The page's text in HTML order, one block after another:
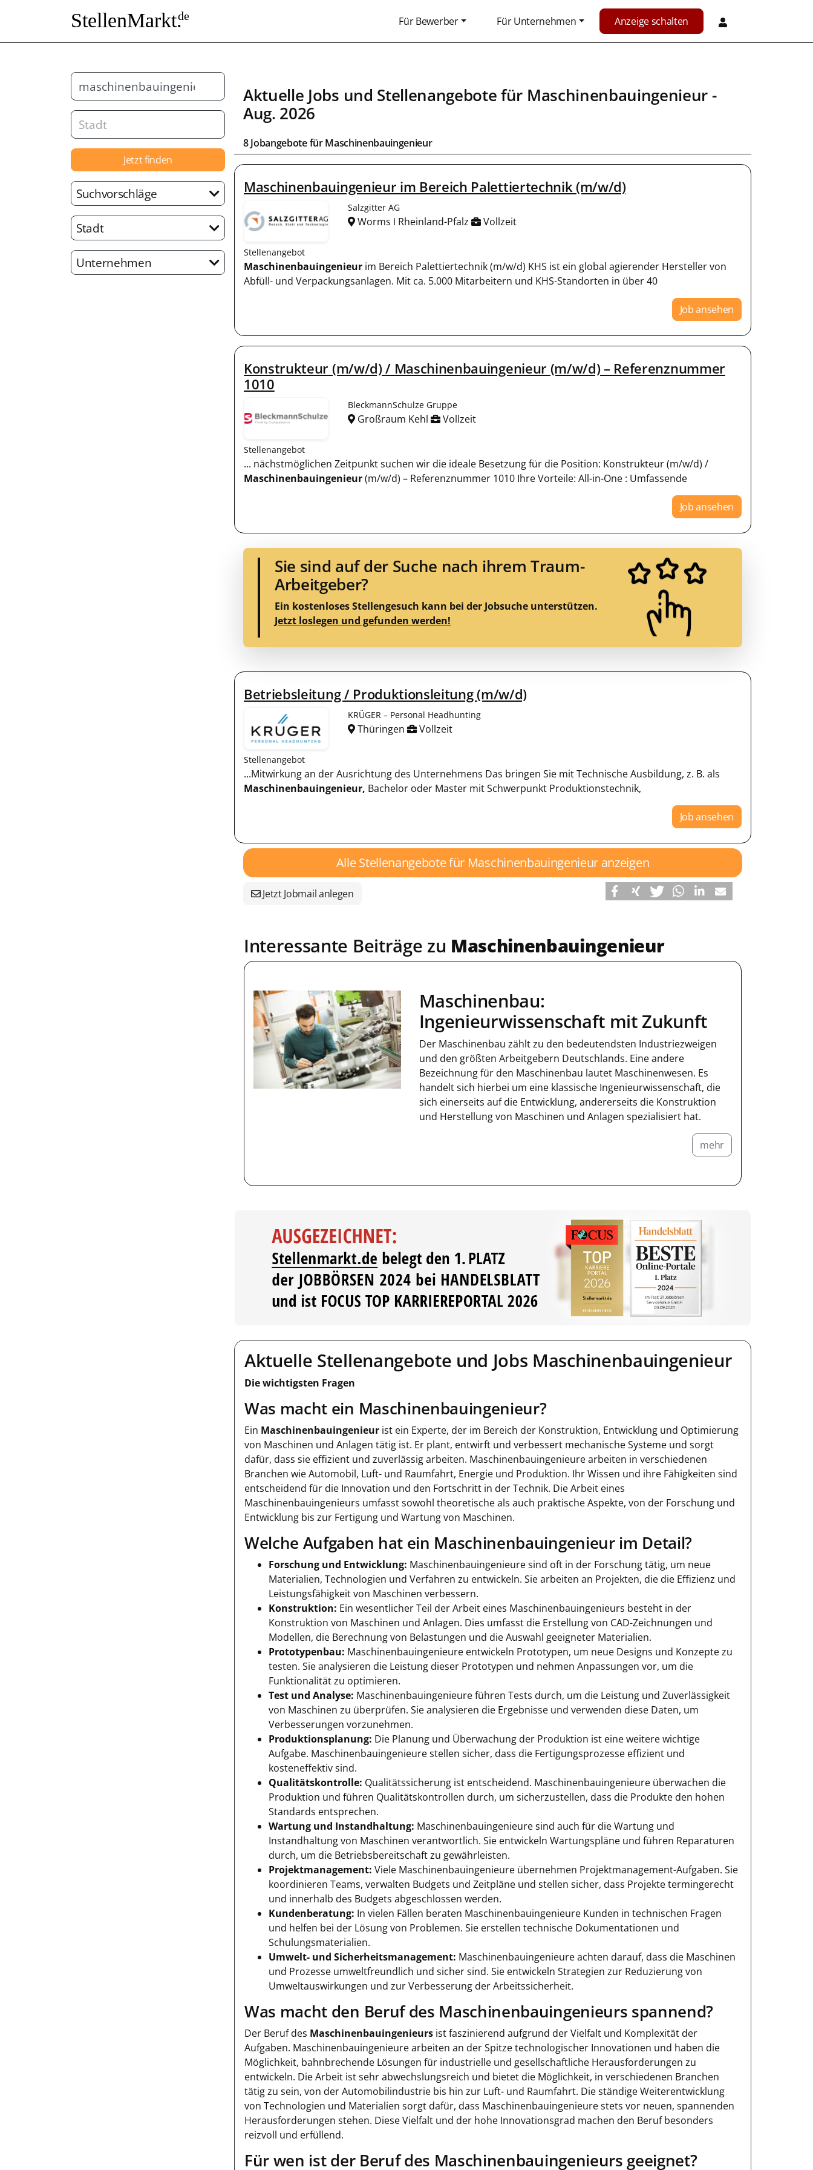
StellenMarkt.de Für Bewerber Für Unternehmen Anzeige schalten
Jetzt finden
Suchvorschläge
Stadt
Unternehmen
Aktuelle Jobs und Stellenangebote für Maschinenbauingenieur -
Aug. 2026
8 Jobangebote fürMaschinenbauingenieur
Maschinenbauingenieur im Bereich Palettiertechnik (m/w/d)
Salzgitter AG
Worms ǀ Rheinland-Pfalz Vollzeit
Stellenangebot
Maschinenbauingenieur im Bereich Palettiertechnik (m/w/d) KHS ist ein global agierender Hersteller von
Abfüll- und Verpackungsanlagen. Mit ca. 5.000 Mitarbeitern und KHS-Standorten in über 40
Job ansehen
Konstrukteur (m/w/d) / Maschinenbauingenieur (m/w/d) – Referenznummer
1010
BleckmannSchulze Gruppe
Großraum Kehl Vollzeit
Stellenangebot
... nächstmöglichen Zeitpunkt suchen wir die ideale Besetzung für die Position: Konstrukteur (m/w/d) /
Maschinenbauingenieur(m/w/d) – Referenznummer 1010 Ihre Vorteile: All-in-One : Umfassende
Job ansehen
Sie sind auf der Suche nach ihrem Traum-
Arbeitgeber?
Ein kostenloses Stellengesuch kann bei der Jobsuche unterstützen.
Jetzt loslegen und gefunden werden!
Betriebsleitung / Produktionsleitung (m/w/d)
KRÜGER – Personal Headhunting
Thüringen Vollzeit
Stellenangebot
...Mitwirkung an der Ausrichtung des Unternehmens Das bringen Sie mit Technische Ausbildung, z. B. als
Maschinenbauingenieur, Bachelor oder Master mit Schwerpunkt Produktionstechnik,
Job ansehen
Alle Stellenangebote für Maschinenbauingenieur anzeigen
Jetzt Jobmail anlegen
Interessante Beiträge zu Maschinenbauingenieur
Maschinenbau:
Ingenieurwissenschaft mit Zukunft
Der Maschinenbau zählt zu den bedeutendsten Industriezweigen
und den größten Arbeitgebern Deutschlands. Eine andere
Bezeichnung für den Maschinenbau lautet Maschinenwesen. Es
handelt sich hierbei um eine klassische Ingenieurwissenschaft, die
sich einerseits auf die Entwicklung, andererseits die Konstruktion
und Herstellung von Maschinen und Anlagen spezialisiert hat.
mehr
Aktuelle Stellenangebote und Jobs Maschinenbauingenieur
Die wichtigsten Fragen
Was macht ein Maschinenbauingenieur?
Ein Maschinenbauingenieur ist ein Experte, der im Bereich der Konstruktion, Entwicklung und Optimierung
von Maschinen und Anlagen tätig ist. Er plant, entwirft und verbessert mechanische Systeme und sorgt
dafür, dass sie effizient und zuverlässig arbeiten. Maschinenbauingenieure arbeiten in verschiedenen
Branchen wie Automobil, Luft- und Raumfahrt, Energie und Produktion. Ihr Wissen und ihre Fähigkeiten sind
entscheidend für die Innovation und den Fortschritt in der Technik. Die Arbeit eines
Maschinenbauingenieurs umfasst sowohl theoretische als auch praktische Aspekte, von der Forschung und
Entwicklung bis zur Fertigung und Wartung von Maschinen.
Welche Aufgaben hat ein Maschinenbauingenieur im Detail?
Forschung und Entwicklung: Maschinenbauingenieure sind oft in der Forschung tätig, um neue
Materialien, Technologien und Verfahren zu entwickeln. Sie arbeiten an Projekten, die die Effizienz und
Leistungsfähigkeit von Maschinen verbessern.
Konstruktion: Ein wesentlicher Teil der Arbeit eines Maschinenbauingenieurs besteht in der
Konstruktion von Maschinen und Anlagen. Dies umfasst die Erstellung von CAD-Zeichnungen und
Modellen, die Berechnung von Belastungen und die Auswahl geeigneter Materialien.
Prototypenbau: Maschinenbauingenieure entwickeln Prototypen, um neue Designs und Konzepte zu
testen. Sie analysieren die Leistung dieser Prototypen und nehmen Anpassungen vor, um die
Funktionalität zu optimieren.
Test und Analyse: Maschinenbauingenieure führen Tests durch, um die Leistung und Zuverlässigkeit
von Maschinen zu überprüfen. Sie analysieren die Ergebnisse und verwenden diese Daten, um
Verbesserungen vorzunehmen.
Produktionsplanung: Die Planung und Überwachung der Produktion ist eine weitere wichtige
Aufgabe. Maschinenbauingenieure stellen sicher, dass die Fertigungsprozesse effizient und
kosteneffektiv sind.
Qualitätskontrolle: Qualitätssicherung ist entscheidend. Maschinenbauingenieure überwachen die
Produktion und führen Qualitätskontrollen durch, um sicherzustellen, dass die Produkte den hohen
Standards entsprechen.
Wartung und Instandhaltung: Maschinenbauingenieure sind auch für die Wartung und
Instandhaltung von Maschinen verantwortlich. Sie entwickeln Wartungspläne und führen Reparaturen
durch, um die Betriebsbereitschaft zu gewährleisten.
Projektmanagement: Viele Maschinenbauingenieure übernehmen Projektmanagement-Aufgaben. Sie
koordinieren Teams, verwalten Budgets und Zeitpläne und stellen sicher, dass Projekte termingerecht
und innerhalb des Budgets abgeschlossen werden.
Kundenberatung: In vielen Fällen beraten Maschinenbauingenieure Kunden in technischen Fragen
und helfen bei der Lösung von Problemen. Sie erstellen technische Dokumentationen und
Schulungsmaterialien.
Umwelt- und Sicherheitsmanagement: Maschinenbauingenieure achten darauf, dass die Maschinen
und Prozesse umweltfreundlich und sicher sind. Sie entwickeln Strategien zur Reduzierung von
Umweltauswirkungen und zur Verbesserung der Arbeitssicherheit.
Was macht den Beruf des Maschinenbauingenieurs spannend?
Der Beruf des Maschinenbauingenieurs ist faszinierend aufgrund der Vielfalt und Komplexität der
Aufgaben. Maschinenbauingenieure arbeiten an der Spitze technologischer Innovationen und haben die
Möglichkeit, bahnbrechende Lösungen für industrielle und gesellschaftliche Herausforderungen zu
entwickeln. Die Arbeit ist sehr abwechslungsreich und bietet die Möglichkeit, in verschiedenen Branchen
tätig zu sein, von der Automobilindustrie bis hin zur Luft- und Raumfahrt. Die ständige Weiterentwicklung
von Technologien und Materialien sorgt dafür, dass Maschinenbauingenieure stets vor neuen, spannenden
Herausforderungen stehen. Diese Vielfalt und der hohe Innovationsgrad machen den Beruf besonders
reizvoll und erfüllend.
Für wen ist der Beruf des Maschinenbauingenieurs geeignet?